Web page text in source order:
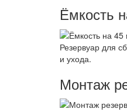
Ёмкость
Резервуар для
и ухода.
Монтаж